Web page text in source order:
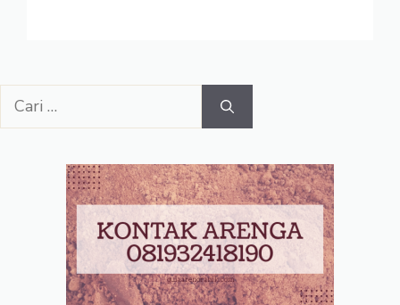
Cari